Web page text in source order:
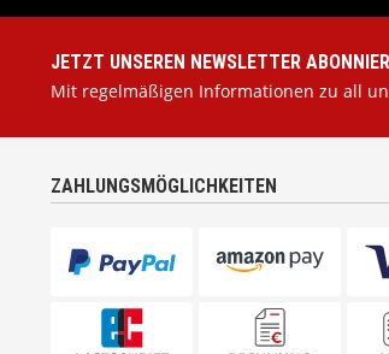
JETZT UNSEREN NEWSLETTER
Mit regelmäßigen Informationen zu all
ZAHLUNGSMÖGLICHKEITEN